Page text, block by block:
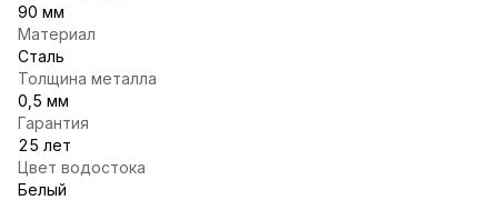
90 мм
Материал
Сталь
Толщина металла
0,5 мм
Гарантия
25 лет
Цвет водостока
Белый